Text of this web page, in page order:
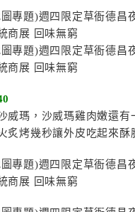
威瑪，沙威瑪雞肉嫩還有
炙烤幾秒讓外皮吃起來酥